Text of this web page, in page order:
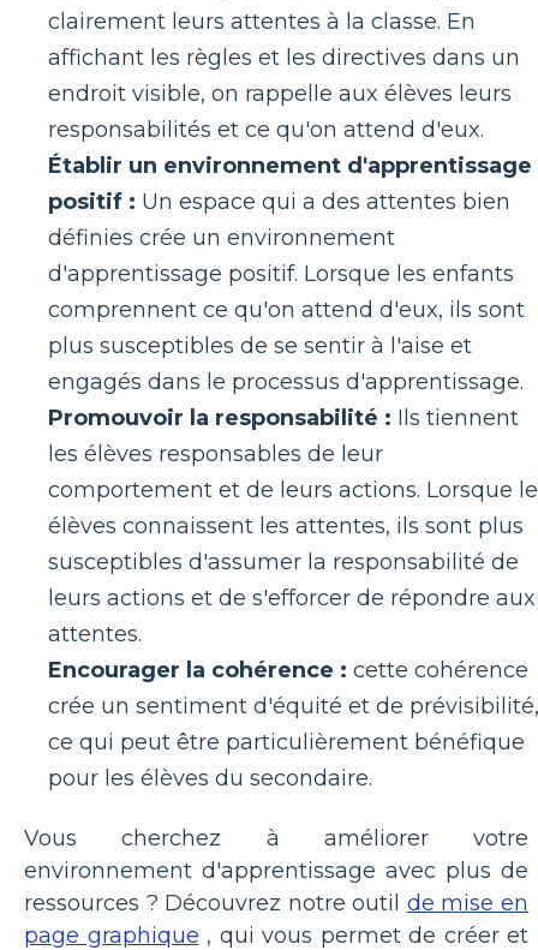
clairement leurs attentes à la classe. En
affichant les règles et les directives dans un
endroit visible, on rappelle aux élèves leurs
responsabilités et ce qu'on attend d'eux.
Établir un environnement d'apprentissage
positif : Un espace qui a des attentes bien
définies crée un environnement
d'apprentissage positif. Lorsque les enfants
comprennent ce qu'on attend d'eux, ils sont
plus susceptibles de se sentir à l'aise et
engagés dans le processus d'apprentissage.
Promouvoir la responsabilité : Ils tiennent
les élèves responsables de leur
comportement et de leurs actions. Lorsque
élèves connaissent les attentes, ils sont plus
susceptibles d'assumer la responsabilité de
leurs actions et de s'efforcer de répondre aux
attentes.
Encourager la cohérence : cette cohérence
crée un sentiment d'équité et de prévisibilité,
ce qui peut être particulièrement bénéfique
pour les élèves du secondaire.
Vous cherchez à améliorer votre
environnement d'apprentissage avec plus de
ressources ? Découvrez notre outil de mise en
page graphique , qui vous permet de créer et